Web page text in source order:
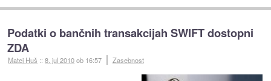
Podatki o bančnih transakcijah SWIFT dostopni
ZDA
Matej Huš ::8. jul 2010ob 16:57 Zasebnost